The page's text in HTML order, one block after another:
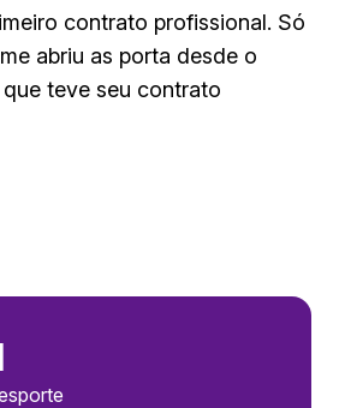
contrato profissional. Só
abriu as porta desde o
teve seu contrato